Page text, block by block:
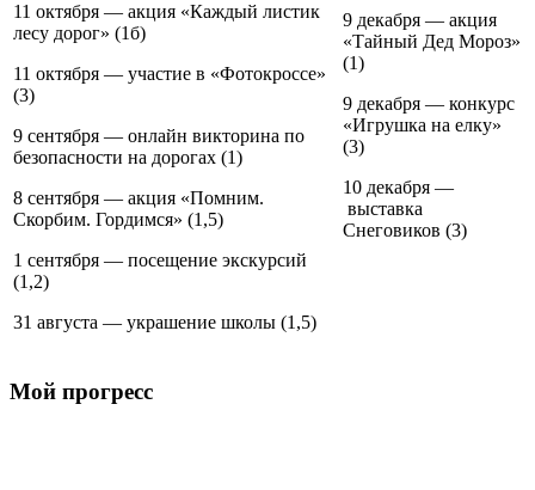
11 октября — акция «Каждый листик
лесу дорог» (1б)
11 октября — участие в «Фотокроссе»
(3)
9 сентября — онлайн викторина по
безопасности на дорогах (1)
8 сентября — акция «Помним.
Скорбим. Гордимся» (1,5)
1 сентября — посещение экскурсий
(1,2)
31 августа — украшение школы (1,5)
9 декабря — акция
«Тайный Дед Мороз»
(1)
9 декабря — конкурс
«Игрушка на елку»
(3)
10 декабря —
выставка
Снеговиков (3)
Мой прогресс